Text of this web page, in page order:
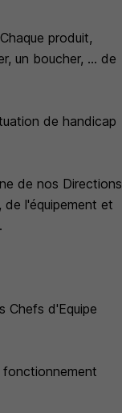
produit,
un boucher, ... de
de handicap
de nos Directions
de l'équipement et
Chefs d'Equipe